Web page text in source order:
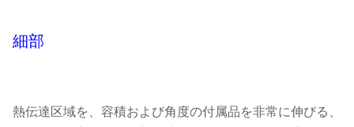
細部
熱伝達区域を、容積および角度の付属品を非常に伸びる、